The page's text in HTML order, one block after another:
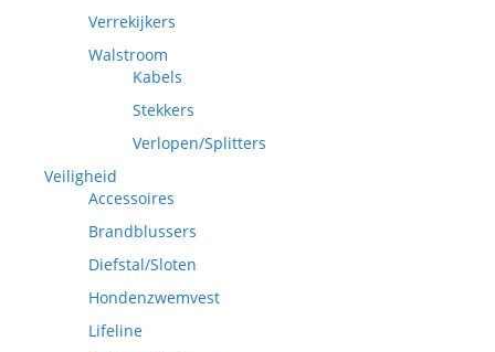
Verrekijkers
Walstroom
Kabels
Stekkers
Verlopen/Splitters
Veiligheid
Accessoires
Brandblussers
Diefstal/Sloten
Hondenzwemvest
Lifeline